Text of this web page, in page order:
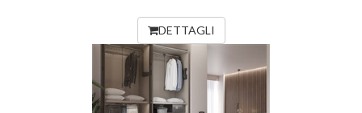
DETTAGLI